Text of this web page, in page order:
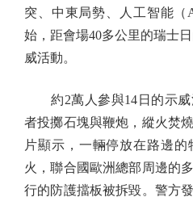
突、中東局勢、人工智能（
始，距會場40多公里的瑞士
威活動。
約2萬人參與14日的示威
者投擲石塊與鞭炮，縱火焚
片顯示，一輛停放在路邊
火，聯合國歐洲總部周邊的
行的防護擋板被拆毀。警方